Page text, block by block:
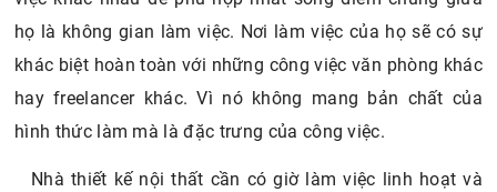
họ là không gian làm việc. Nơi làm việc của họ sẽ có sự
khác biệt hoàn toàn với những công việc văn phòng khác
hay freelancer khác. Vì nó không mang bản chất của
hình thức làm mà là đặc trưng của công việc.
Nhà thiết kế nội thất cần có giờ làm việc linh hoạt và